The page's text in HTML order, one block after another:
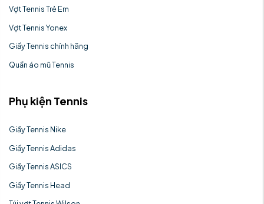
Vợt Tennis Trẻ Em
Vợt Tennis Yonex
Giầy Tennis chính hãng
Quần áo mũ Tennis
Phụ kiện Tennis
Giầy Tennis Nike
Giầy Tennis Adidas
Giầy Tennis ASICS
Giầy Tennis Head